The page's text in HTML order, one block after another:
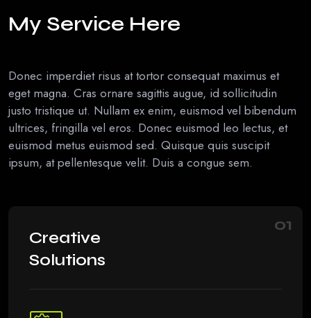
My Service Here
Donec imperdiet risus at tortor consequat maximus et
eget magna. Cras ornare sagittis augue, id sollicitudin
justo tristique ut. Nullam ex enim, euismod vel bibendum
ultrices, fringilla vel eros. Donec euismod leo lectus, et
euismod metus euismod sed. Quisque quis suscipit
ipsum, at pellentesque velit. Duis a congue sem.
Creative
Solutions
01